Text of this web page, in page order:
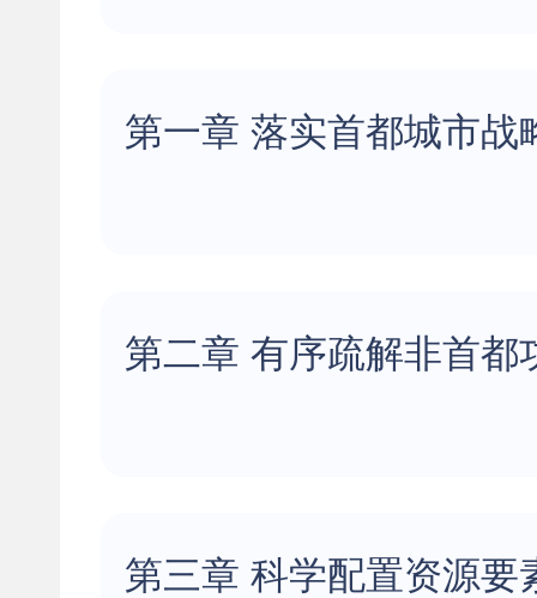
第一章 落实首都城市战
第二章 有序疏解非首都
第三章 科学配置资源要